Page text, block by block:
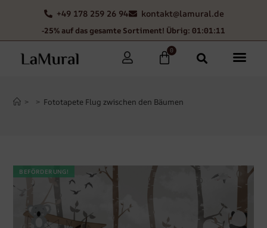
+49 178 259 26 94 kontakt@lamural.de
-25% auf das gesamte Sortiment! Übrig: 01:01:10
0
> > Fototapete Flug zwischen den Bäumen
BEFÖRDERUNG!